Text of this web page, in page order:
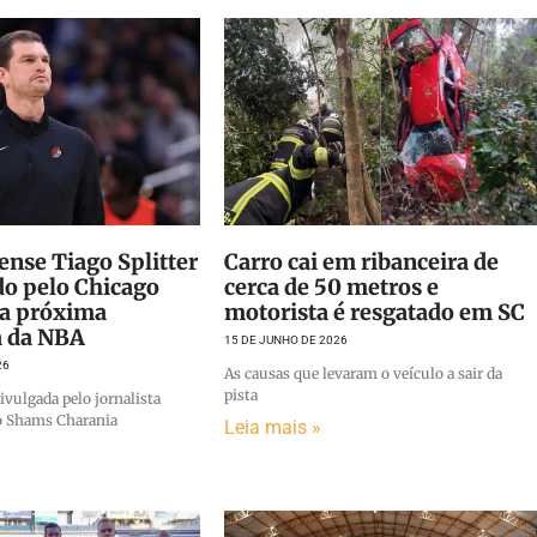
Tiago Splitter
pelo Chicago
próxima
NBA
pelo jornalista
Charania
Carro cai em ribanceira de
cerca de 50 metros e
motorista é resgatado em SC
15 DE JUNHO DE 2026
As causas que levaram o veículo a sair da
pista
Leia mais »